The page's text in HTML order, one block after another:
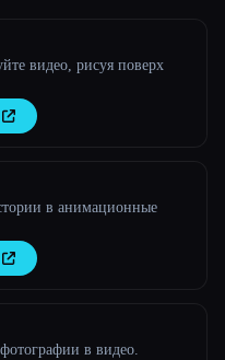
видео, рисуя поверх
в анимационные
в видео.